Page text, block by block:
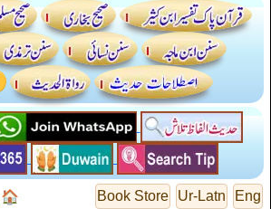
Eng
Ur-Latn
Book Store
🏠